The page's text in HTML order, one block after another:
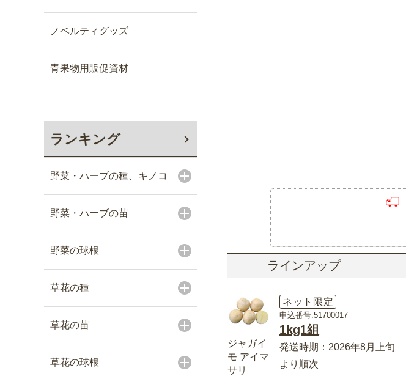
ノベルティグッズ
青果物用販促資材
ランキング
野菜・ハーブの種、キノコ
野菜・ハーブの苗
野菜の球根
草花の種
草花の苗
草花の球根
ラインアップ
ジャガイ
モ アイマ
サリ
ネット限定
申込番号:51700017
1kg1組
発送時期：2026年8月上旬
より順次